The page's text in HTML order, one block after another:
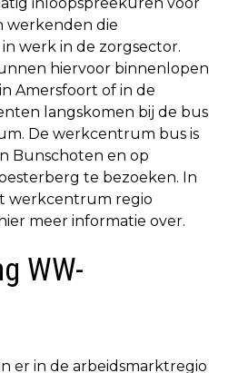
werkenden die
werk in de zorgsector.
hiervoor binnenlopen
Amersfoort of in de
langskomen bij de bus
De werkcentrum bus is
Bunschoten en op
te bezoeken. In
werkcentrum regio
meer informatie over.
WW-
er in de arbeidsmarktregio